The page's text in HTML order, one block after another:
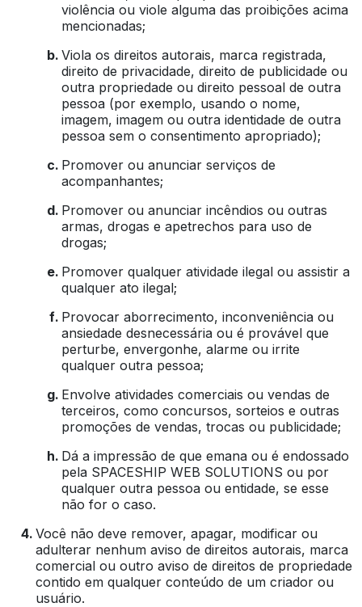
violência ou viole alguma das proibições acima
mencionadas;
Viola os direitos autorais, marca registrada,
direito de privacidade, direito de publicidade ou
outra propriedade ou direito pessoal de outra
pessoa (por exemplo, usando o nome,
imagem, imagem ou outra identidade de outra
pessoa sem o consentimento apropriado);
Promover ou anunciar serviços de
acompanhantes;
Promover ou anunciar incêndios ou outras
armas, drogas e apetrechos para uso de
drogas;
Promover qualquer atividade ilegal ou assistir a
qualquer ato ilegal;
Provocar aborrecimento, inconveniência ou
ansiedade desnecessária ou é provável que
perturbe, envergonhe, alarme ou irrite
qualquer outra pessoa;
Envolve atividades comerciais ou vendas de
terceiros, como concursos, sorteios e outras
promoções de vendas, trocas ou publicidade;
Dá a impressão de que emana ou é endossado
pela SPACESHIP WEB SOLUTIONS ou por
qualquer outra pessoa ou entidade, se esse
não for o caso.
Você não deve remover, apagar, modificar ou
adulterar nenhum aviso de direitos autorais, marca
comercial ou outro aviso de direitos de propriedade
contido em qualquer conteúdo de um criador ou
usuário.